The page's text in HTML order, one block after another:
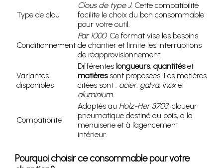
Type de clou
Clous de type J. Cette compatibilité
facilite le choix du bon consommable
pour votre outil.
Conditionnement
Par 1000. Ce format vise les besoins
de chantier et limite les interruptions
de réapprovisionnement.
Variantes
disponibles
Différentes longueurs, quantitéset
matièressont proposées. Les matières
citées sont : acier, galva, inoxet
aluminium.
Compatibilité
Adaptés au Holz-Her 3703, cloueur
pneumatique destiné au bois, à la
menuiserie et à l’agencement
intérieur.
Pourquoi choisir ce consommable pour votre